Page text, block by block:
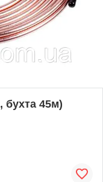
бухта 45м)